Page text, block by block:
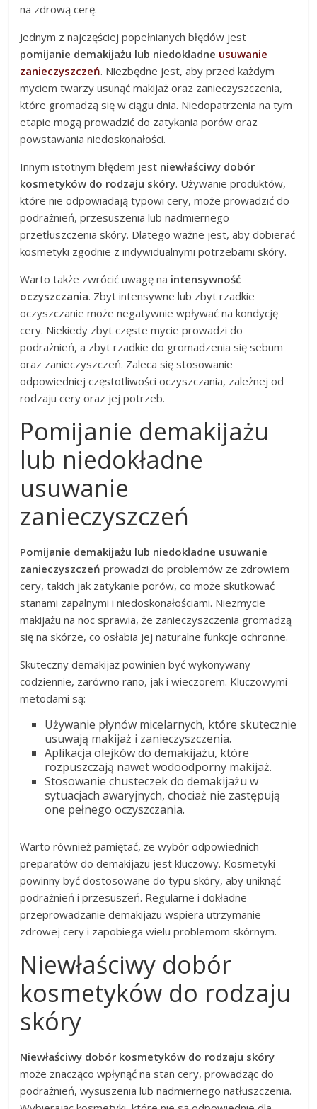
na zdrową cerę.
Jednym z najczęściej popełnianych błędów jest
pomijanie demakijażu lub niedokładne usuwanie
zanieczyszczeń. Niezbędne jest, aby przed każdym
myciem twarzy usunąć makijaż oraz zanieczyszczenia,
które gromadzą się w ciągu dnia. Niedopatrzenia na tym
etapie mogą prowadzić do zatykania porów oraz
powstawania niedoskonałości.
Innym istotnym błędem jest niewłaściwy dobór
kosmetyków do rodzaju skóry. Używanie produktów,
które nie odpowiadają typowi cery, może prowadzić do
podrażnień, przesuszenia lub nadmiernego
przetłuszczenia skóry. Dlatego ważne jest, aby dobierać
kosmetyki zgodnie z indywidualnymi potrzebami skóry.
Warto także zwrócić uwagę na intensywność
oczyszczania. Zbyt intensywne lub zbyt rzadkie
oczyszczanie może negatywnie wpływać na kondycję
cery. Niekiedy zbyt częste mycie prowadzi do
podrażnień, a zbyt rzadkie do gromadzenia się sebum
oraz zanieczyszczeń. Zaleca się stosowanie
odpowiedniej częstotliwości oczyszczania, zależnej od
rodzaju cery oraz jej potrzeb.
Pomijanie demakijażu
lub niedokładne
usuwanie
zanieczyszczeń
Pomijanie demakijażu lub niedokładne usuwanie
zanieczyszczeń prowadzi do problemów ze zdrowiem
cery, takich jak zatykanie porów, co może skutkować
stanami zapalnymi i niedoskonałościami. Niezmycie
makijażu na noc sprawia, że zanieczyszczenia gromadzą
się na skórze, co osłabia jej naturalne funkcje ochronne.
Skuteczny demakijaż powinien być wykonywany
codziennie, zarówno rano, jak i wieczorem. Kluczowymi
metodami są:
Używanie płynów micelarnych, które skutecznie
usuwają makijaż i zanieczyszczenia.
Aplikacja olejków do demakijażu, które
rozpuszczają nawet wodoodporny makijaż.
Stosowanie chusteczek do demakijażu w
sytuacjach awaryjnych, chociaż nie zastępują
one pełnego oczyszczania.
Warto również pamiętać, że wybór odpowiednich
preparatów do demakijażu jest kluczowy. Kosmetyki
powinny być dostosowane do typu skóry, aby uniknąć
podrażnień i przesuszeń. Regularne i dokładne
przeprowadzanie demakijażu wspiera utrzymanie
zdrowej cery i zapobiega wielu problemom skórnym.
Niewłaściwy dobór
kosmetyków do rodzaju
skóry
Niewłaściwy dobór kosmetyków do rodzaju skóry
może znacząco wpłynąć na stan cery, prowadząc do
podrażnień, wysuszenia lub nadmiernego natłuszczenia.